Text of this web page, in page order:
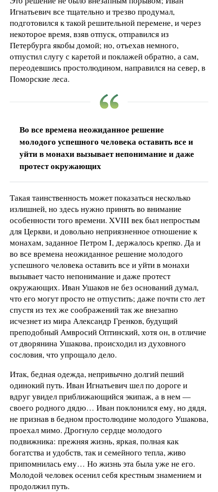
Игнатьевич все тщательно и трезво продумал,
подготовился к такой решительной перемене, и через
некоторое время, взяв отпуск, отправился из
Петербурга якобы домой; но, отъехав немного,
отпустил слугу с каретой и поклажей обратно, а сам,
переодевшись простолюдином, направился на север, в
Поморские леса.
Во все времена неожиданное решение
молодого успешного человека оставить все и
уйти в монахи вызывает непонимание и даже
протест окружающих
Такая таинственность может показаться несколько
излишней, но здесь нужно принять во внимание
особенности того времени. XVIII век был непростым
для Церкви, и довольно неприязненное отношение к
монахам, заданное Петром I, держалось крепко. Да и
во все времена неожиданное решение молодого
успешного человека оставить все и уйти в монахи
вызывает часто непонимание и даже протест
окружающих. Иван Ушаков не без оснований думал,
что его могут просто не отпустить; даже почти сто лет
спустя из тех же соображений так же внезапно
исчезнет из мира Александр Гренков, будущий
преподобный Амвросий Оптинский, хотя он, в отличие
от дворянина Ушакова, происходил из духовного
сословия, что упрощало дело.
Итак, бедная одежда, непривычно долгий пеший
одинокий путь. Иван Игнатьевич шел по дороге и
вдруг увидел приближающийся экипаж, а в нем —
своего родного дядю… Иван поклонился ему, но дядя,
не признав в бедном простолюдине молодого Ушакова,
проехал мимо. Дрогнуло сердце молодого
подвижника: прежняя жизнь, яркая, полная как
богатства и удобств, так и семейного тепла, живо
припомнилась ему… Но жизнь эта была уже не его.
Молодой человек осенил себя крестным знамением и
продолжил путь.